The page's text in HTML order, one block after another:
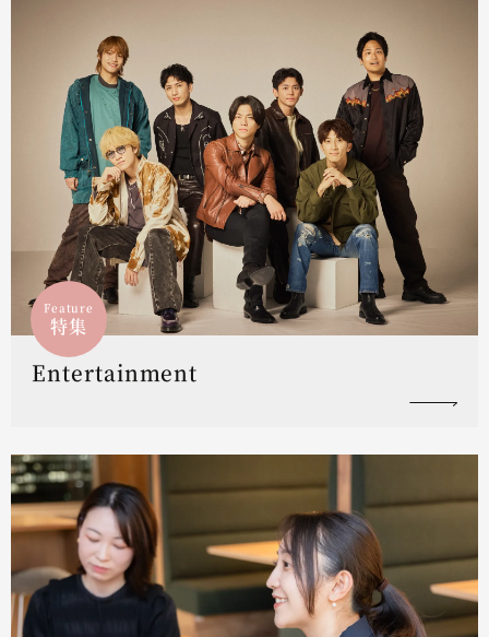
Feature
特集
Entertainment